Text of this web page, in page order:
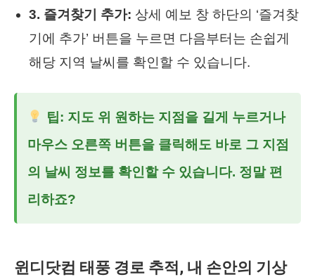
3. 즐겨찾기 추가: 상세 예보 창 하단의 ‘즐겨찾
기에 추가’ 버튼을 누르면 다음부터는 손쉽게
해당 지역 날씨를 확인할 수 있습니다.
팁: 지도 위 원하는 지점을 길게 누르거나
마우스 오른쪽 버튼을 클릭해도 바로 그 지점
의 날씨 정보를 확인할 수 있습니다. 정말 편
리하죠?
윈디닷컴 태풍 경로 추적, 내 손안의 기상